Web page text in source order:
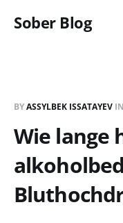
Sober Blog
BYASSYLBEK ISSATAYEV IN
Wie lange